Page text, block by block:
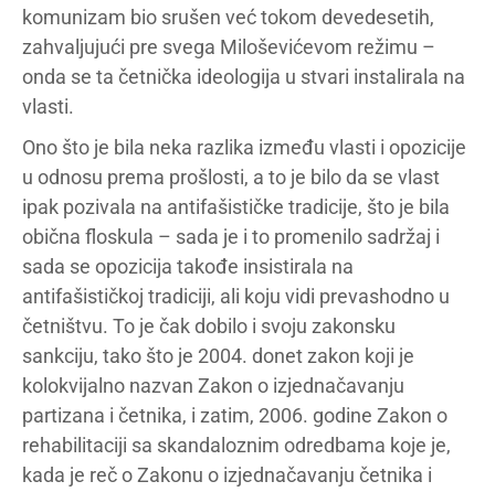
komunizam bio srušen već tokom devedesetih,
zahvaljujući pre svega Miloševićevom režimu –
onda se ta četnička ideologija u stvari instalirala na
vlasti.
Ono što je bila neka razlika između vlasti i opozicije
u odnosu prema prošlosti, a to je bilo da se vlast
ipak pozivala na antifašističke tradicije, što je bila
obična floskula – sada je i to promenilo sadržaj i
sada se opozicija takođe insistirala na
antifašističkoj tradiciji, ali koju vidi prevashodno u
četništvu. To je čak dobilo i svoju zakonsku
sankciju, tako što je 2004. donet zakon koji je
kolokvijalno nazvan Zakon o izjednačavanju
partizana i četnika, i zatim, 2006. godine Zakon o
rehabilitaciji sa skandaloznim odredbama koje je,
kada je reč o Zakonu o izjednačavanju četnika i